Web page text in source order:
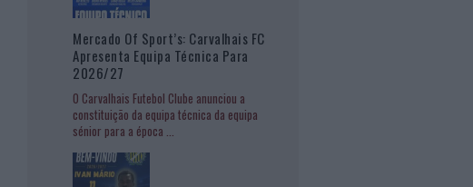
Mercado Of Sport’s: Carvalhais FC
Apresenta Equipa Técnica Para
2026/27
O Carvalhais Futebol Clube anunciou a
constituição da equipa técnica da equipa
sénior para a época ...